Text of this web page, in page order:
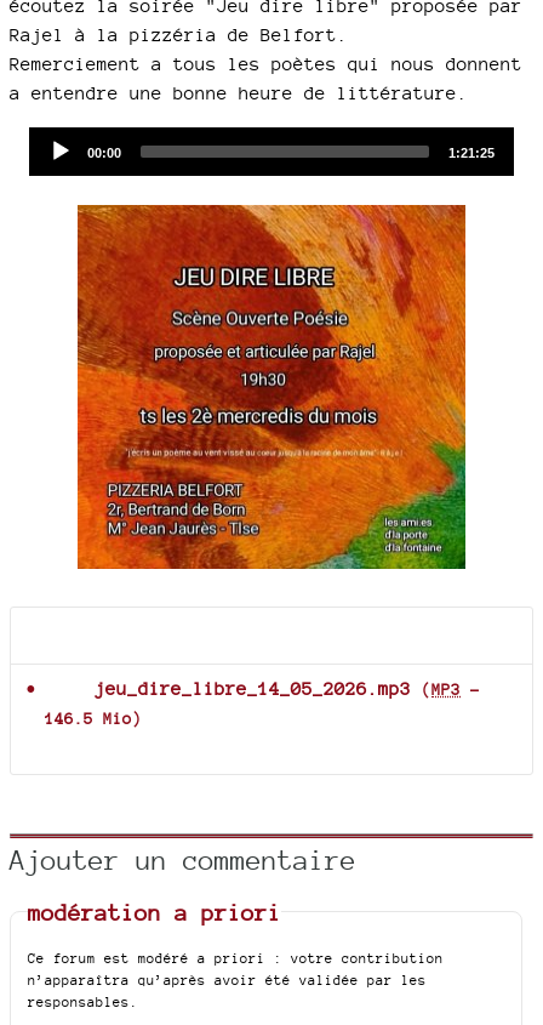
écoutez la soirée "Jeu dire libre" proposée par
Rajel à la pizzéria de Belfort.
Remerciement a tous les poètes qui nous donnent
a entendre une bonne heure de littérature.
Current
00:00
Total
1:21:25
jeu_dire_libre_14_05_2026.mp3 (MP3 -
146.5 Mio)
Ajouter un commentaire
modération a priori
Ce forum est modéré a priori : votre contribution
n’apparaîtra qu’après avoir été validée par les
responsables.